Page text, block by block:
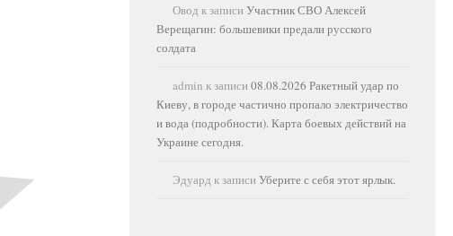
Овод к записи Участник СВО Алексей
Верещагин: большевики предали русского
солдата
admin к записи 08.08.2026 Ракетный удар по
Киеву, в городе частично пропало электричество
и вода (подробности). Карта боевых действий на
Украине сегодня.
Эдуард к записи Уберите с себя этот ярлык.